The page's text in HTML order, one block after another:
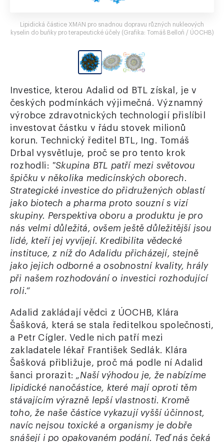
Lipidická částice XMAN pro snadnou dopravu různých nukleových
kyselin do buňky pro terapeutické účely (Grafika: Tomáš Belloň / ÚOCHB)
Investice, kterou Adalid od BTL získal, je v
českých podmínkách výjimečná. Významný
výrobce zdravotnických technologií přislíbil
investovat částku v řádu stovek milionů
korun. Technický ředitel BTL, Ing. Tomáš
Drbal vysvětluje, proč se pro tento krok
rozhodli: "Skupina BTL patří mezi světovou
špičku v několika medicínských oborech.
Strategické investice do přidružených oblastí
jako biotech a pharma proto souzní s vizí
skupiny. Perspektiva oboru a produktu je pro
nás velmi důležitá, ovšem ještě důležitější jsou
lidé, kteří jej vyvíjejí. Kredibilita vědecké
instituce, z níž do Adalidu přicházejí, stejně
jako jejich odborné a osobnostní kvality, hrály
při našem rozhodování o investici rozhodující
roli.“
Adalid zakládají vědci z ÚOCHB, Klára
Šašková, která se stala ředitelkou společnosti,
a Petr Cígler. Vedle nich patří mezi
zakladatele lékař František Sedlák. Klára
Šašková přibližuje, proč má podle ní Adalid
šanci prorazit: „Naší výhodou je, že nabízíme
lipidické nanočástice, které mají oproti těm
stávajícím výrazně lepší vlastnosti. Kromě
toho, že naše částice vykazují vyšší účinnost,
navíc nejsou toxické a organismy je dobře
snášejí i po opakovaném podání. Teď nás čeká